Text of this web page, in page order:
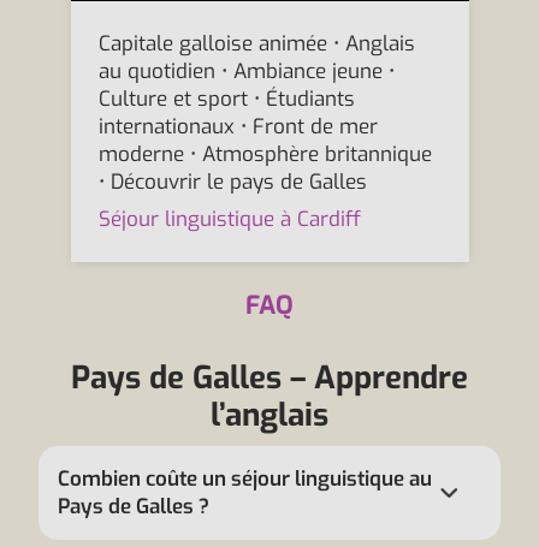
Capitale galloise animée • Anglais
au quotidien • Ambiance jeune •
Culture et sport • Étudiants
internationaux • Front de mer
moderne • Atmosphère britannique
• Découvrir le pays de Galles
Séjour linguistique à Cardiff
FAQ
Pays de Galles – Apprendre
l’anglais
Combien coûte un séjour linguistique au
Pays de Galles ?